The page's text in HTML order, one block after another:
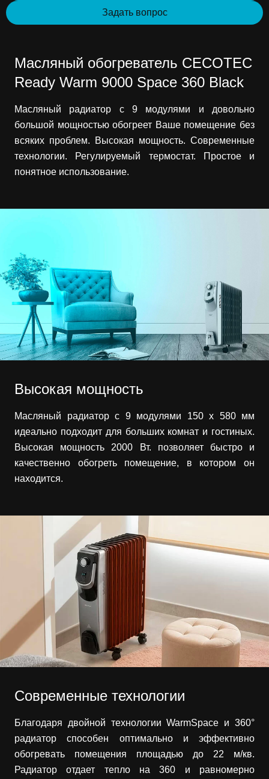
Задать вопрос
Масляный обогреватель CECOTEC
Ready Warm 9000 Space 360 Black
Масляный радиатор с 9 модулями и довольно
большой мощностью обогреет Ваше помещение без
всяких проблем. Высокая мощность. Современные
технологии. Регулируемый термостат. Простое и
понятное использование.
Высокая мощность
Масляный радиатор с 9 модулями 150 х 580 мм
идеально подходит для больших комнат и гостиных.
Высокая мощность 2000 Вт. позволяет быстро и
качественно обогреть помещение, в котором он
находится.
Современные технологии
Благодаря двойной технологии WarmSpace и 360°
радиатор способен оптимально и эффективно
обогревать помещения площадью до 22 м/кв.
Радиатор отдает тепло на 360 и равномерно